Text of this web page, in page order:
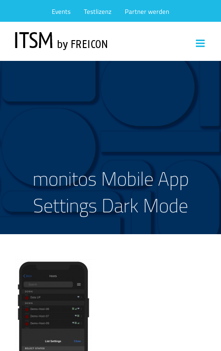
Inhalt
springen
Events Testlizenz Partner werden
monitos Mobile App
Settings Dark Mode